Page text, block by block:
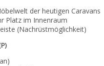
der heutigen Caravans
Platz im Innenraum
(Nachrüstmöglichkeit)